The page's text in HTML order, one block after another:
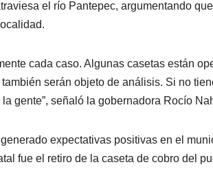
el río Pantepec, argumentando
cada caso. Algunas casetas están
serán objeto de análisis. Si no
gente”, señaló la gobernadora Rocío
expectativas positivas en el
fue el retiro de la caseta de cobro del